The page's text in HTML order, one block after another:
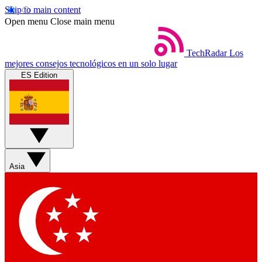
Skip to main content
Open menu Close main menu
TechRadar Los
mejores consejos tecnológicos en un solo lugar
ES Edition
Asia